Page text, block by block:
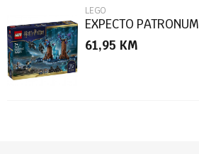
LEGO
EXPECTO PATRONUM
61,95 KM